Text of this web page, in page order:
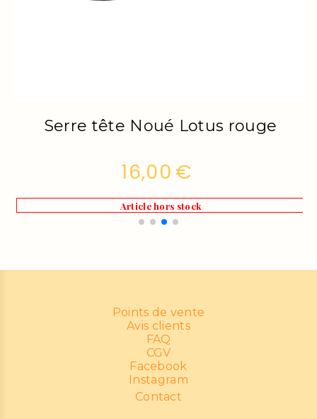
Serre tête Noué Polska
16,00€
Points de vente
Avis clients
FAQ
CGV
Facebook
Instagram
Contact